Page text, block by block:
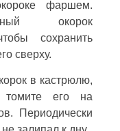
фаршем.
окорок
сохранить
сверху.
в кастрюлю,
его на
Периодически